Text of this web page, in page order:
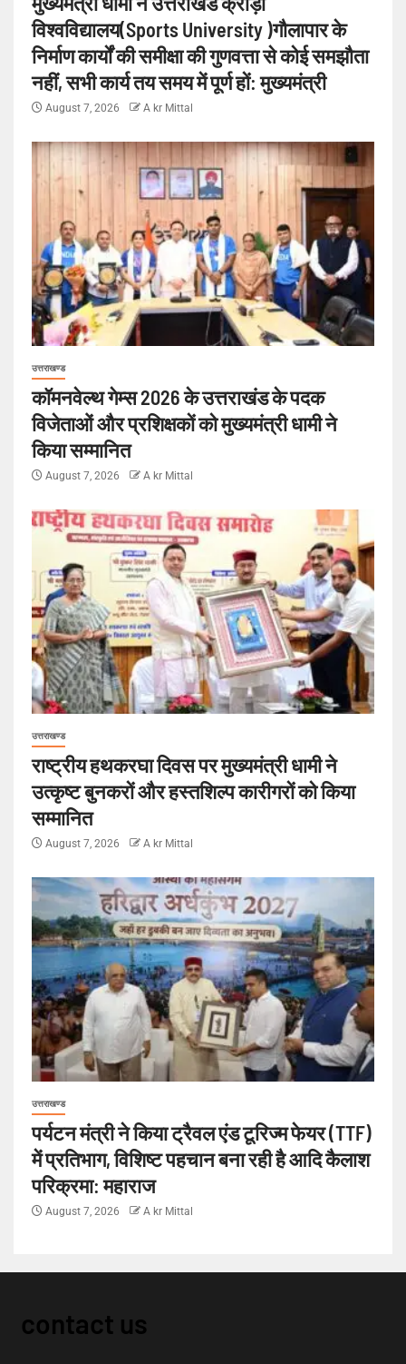
विश्वविद्यालय(Sports University )गौलापार के
निर्माण कार्यों की समीक्षा की गुणवत्ता से कोई समझौता
नहीं, सभी कार्य तय समय में पूर्ण हों: मुख्यमंत्री
August 7, 2026 A kr Mittal
उत्तराखण्ड
कॉमनवेल्थ गेम्स 2026 के उत्तराखंड के पदक
विजेताओं और प्रशिक्षकों को मुख्यमंत्री धामी ने
किया सम्मानित
August 7, 2026 A kr Mittal
उत्तराखण्ड
राष्ट्रीय हथकरघा दिवस पर मुख्यमंत्री धामी ने
उत्कृष्ट बुनकरों और हस्तशिल्प कारीगरों को किया
सम्मानित
August 7, 2026 A kr Mittal
उत्तराखण्ड
पर्यटन मंत्री ने किया ट्रैवल एंड टूरिज्म फेयर (TTF)
में प्रतिभाग, विशिष्ट पहचान बना रही है आदि कैलाश
परिक्रमा: महाराज
August 7, 2026 A kr Mittal
contact us